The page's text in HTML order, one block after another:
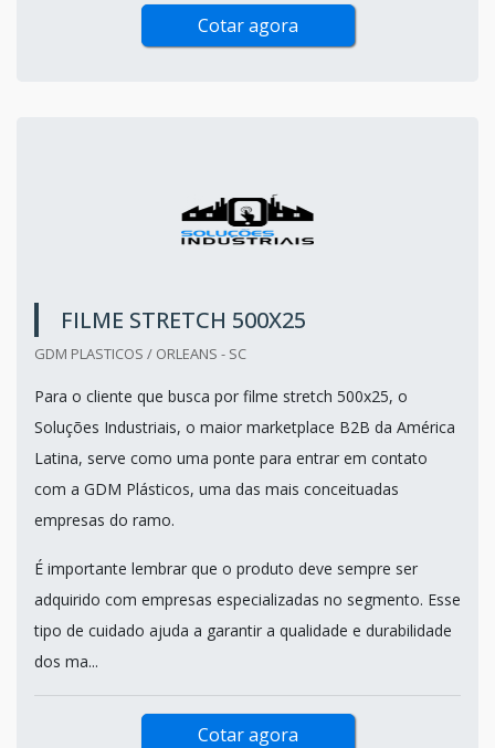
Cotar agora
FILME STRETCH 500X25
GDM PLASTICOS / ORLEANS - SC
Para o cliente que busca por filme stretch 500x25, o
Soluções Industriais, o maior marketplace B2B da América
Latina, serve como uma ponte para entrar em contato
com a GDM Plásticos, uma das mais conceituadas
empresas do ramo.
É importante lembrar que o produto deve sempre ser
adquirido com empresas especializadas no segmento. Esse
tipo de cuidado ajuda a garantir a qualidade e durabilidade
dos ma...
Cotar agora